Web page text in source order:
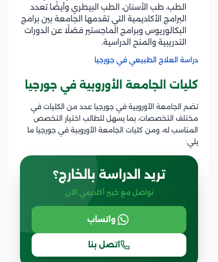
الطب، طب الأسنان، الطب البيطري وأيضًا تعدد
البرامج الأكاديمية التي تقدمها الجامعة بين برامج
البكالوريوس وبرامج الماجستير فضلًا عن الدورات
التدريبية والمنح الدراسية.
دراسة العلاج الطبيعي في جورجيا
كليات الجامعة الأوروبية في جورجيا
تضم الجامعة الأوروبية في جورجيا عدد من الكليات في
مختلف التخصصات، بما يسهل للطالب اختيار التخصص
المناسب له، ومن كليات الجامعة الأوروبية في جورجيا ما
يلي:
تريد الدراسة بالخارج؟
تواصل مع خبير أكاديمي الآن
واتساب
اتصل بنا